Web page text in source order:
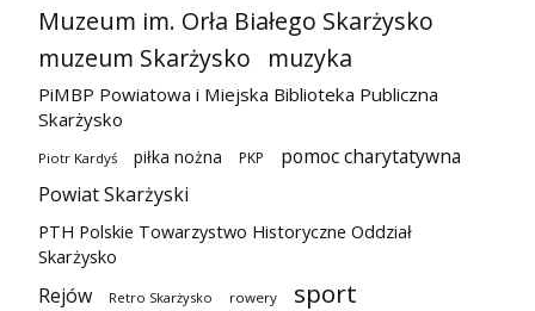
Muzeum im. Orła Białego Skarżysko
muzeum Skarżysko
muzyka
PiMBP Powiatowa i Miejska Biblioteka Publiczna
Skarżysko
Piotr Kardyś piłka nożna PKP
pomoc charytatywna
Powiat Skarżyski
PTH Polskie Towarzystwo Historyczne Oddział
Skarżysko
Rejów Retro Skarżysko rowery sport